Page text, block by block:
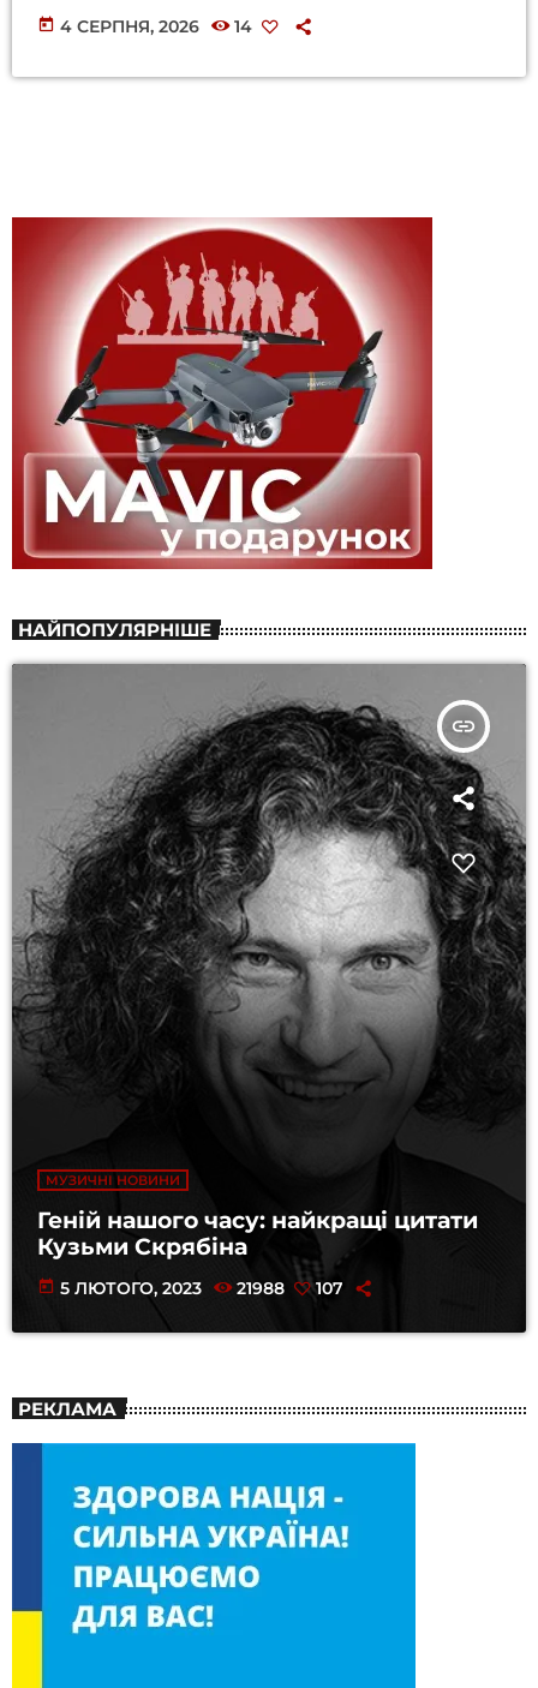
today 4 СЕРПНЯ, 2026 14
НАЙПОПУЛЯРНІШЕ
insert_link
МУЗИЧНІ НОВИНИ
Геній нашого часу: найкращі цитати
Кузьми Скрябіна
today 5 ЛЮТОГО, 2023 21988 107
РЕКЛАМА